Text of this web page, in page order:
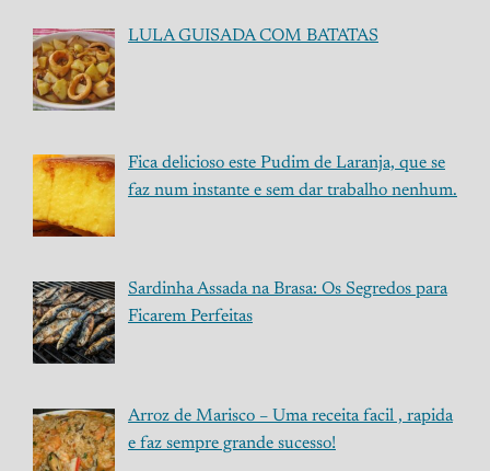
LULA GUISADA COM BATATAS
Fica delicioso este Pudim de Laranja, que se
faz num instante e sem dar trabalho nenhum.
Sardinha Assada na Brasa: Os Segredos para
Ficarem Perfeitas
Arroz de Marisco – Uma receita facil , rapida
e faz sempre grande sucesso!